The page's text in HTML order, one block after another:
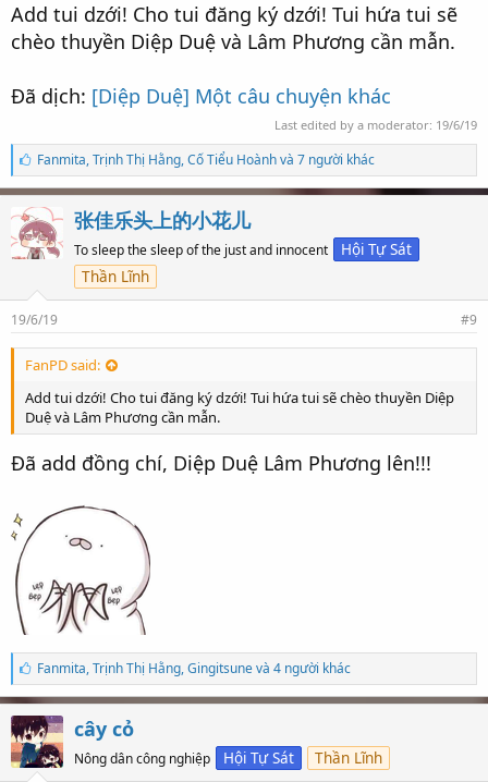
h
:
Add tui dzới! Cho tui đăng ký dzới! Tui hứa tui sẽ
chèo thuyền Diệp Duệ và Lâm Phương cần mẫn.
Đã dịch: [Diệp Duệ] Một câu chuyện khác
Last edited by a moderator: 19/6/19
S
ố
l
ư
ợ
t
t
í
c
:
Fanmita,Trịnh Thị Hằng,Cố Tiểu Hoành và 7 người khác
张佳乐头上的小花儿
To sleep the sleep of the just and innocent
Hội Tự Sát
Thần Lĩnh
19/6/19 #9
FanPD said:
Add tui dzới! Cho tui đăng ký dzới! Tui hứa tui sẽ chèo thuyền Diệp
Duệ và Lâm Phương cần mẫn.
Đã add đồng chí, Diệp Duệ Lâm Phương lên!!!
S
ố
l
ư
ợ
t
t
Fanmita,Trịnh Thị Hằng,Gingitsune và 4 người khác
cây cỏ
Nông dân công nghiệp Hội Tự Sát Thần Lĩnh